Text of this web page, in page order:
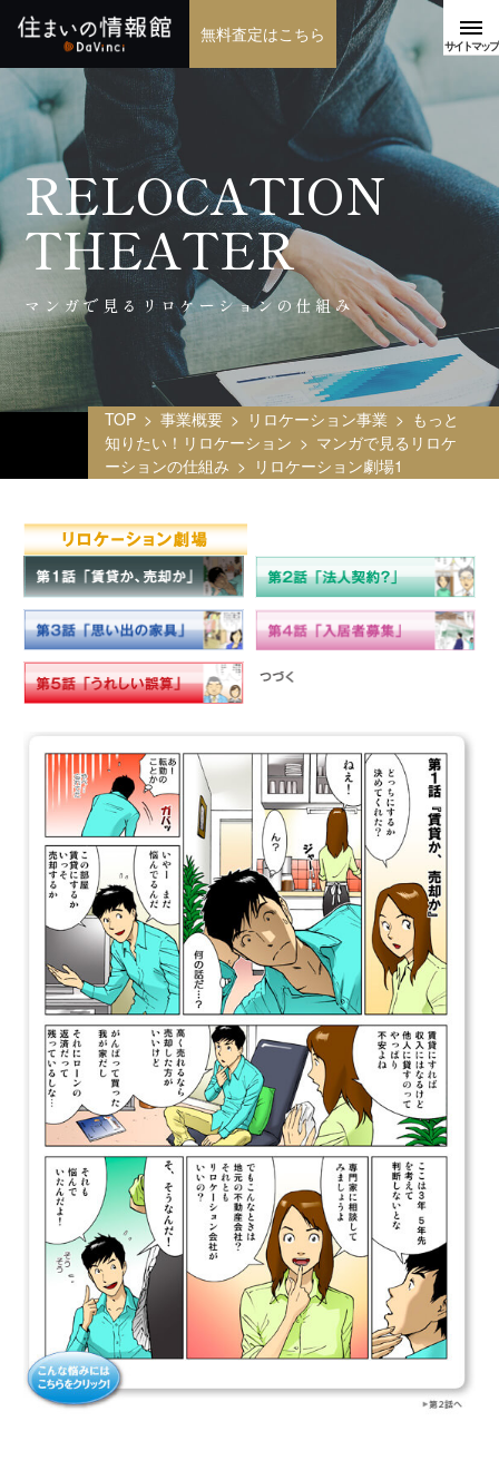
無料査定はこちら
マンガで見るリロケーションの仕組み
RELOCATION
THEATER
TOP 事業概要 リロケーション事業
もっと
知りたい！リロケーション
マンガで見るリロケ
ーションの仕組み
リロケーション劇場1